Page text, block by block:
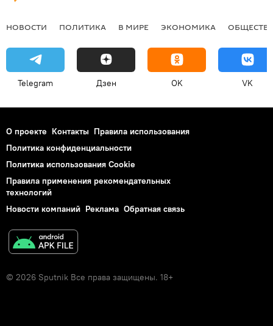
НОВОСТИ ПОЛИТИКА В МИРЕ ЭКОНОМИКА
Telegram Дзен OK VK
О проекте Контакты Правила использования
Политика конфиденциальности
Политика использования Cookie
Правила применения рекомендательных
технологий
Новости компаний Реклама Обратная связь
© 2026 Sputnik Все права защищены. 18+